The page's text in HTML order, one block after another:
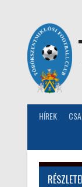
HÍREK